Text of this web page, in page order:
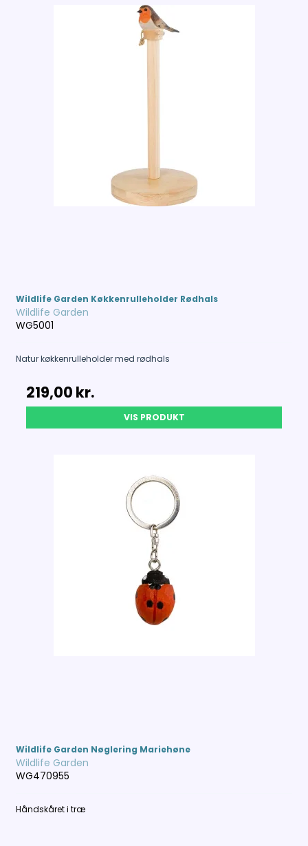
Wildlife Garden Køkkenrulleholder Rødhals
Wildlife Garden
WG5001
Natur køkkenrulleholder med rødhals
219,00 kr.
VIS PRODUKT
Wildlife Garden Nøglering Mariehøne
Wildlife Garden
WG470955
Håndskåret i træ